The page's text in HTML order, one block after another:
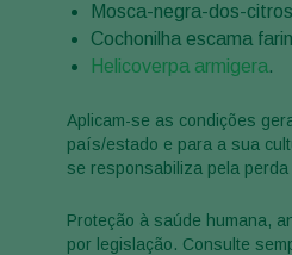
Mosca-negra-dos-
Cochonilha escama
Helicoverpa armigera.
Aplicam-se as condições
país/estado e para a sua
se responsabiliza pela
Proteção à saúde humana,
por legislação. Consulte